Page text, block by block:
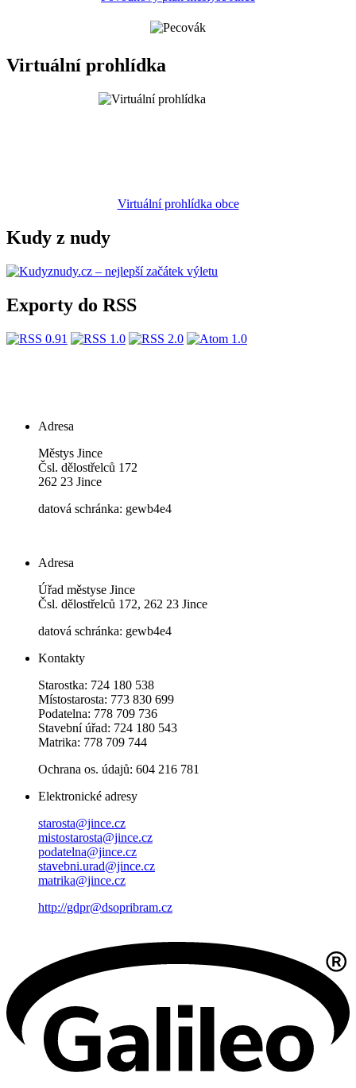
Virtuální prohlídka
Virtuální prohlídka obce
Kudy z nudy
Exporty do RSS
Adresa
Městys Jince
Čsl. dělostřelců 172
262 23 Jince
datová schránka: gewb4e4
Adresa
Úřad městyse Jince
Čsl. dělostřelců 172, 262 23 Jince
datová schránka: gewb4e4
Kontakty
Starostka: 724 180 538
Místostarosta: 773 830 699
Podatelna: 778 709 736
Stavební úřad: 724 180 543
Matrika: 778 709 744
Ochrana os. údajů: 604 216 781
Elektronické adresy
starosta@jince.cz
mistostarosta@jince.cz
podatelna@jince.cz
stavebni.urad@jince.cz
matrika@jince.cz
http://gdpr@dsopribram.cz